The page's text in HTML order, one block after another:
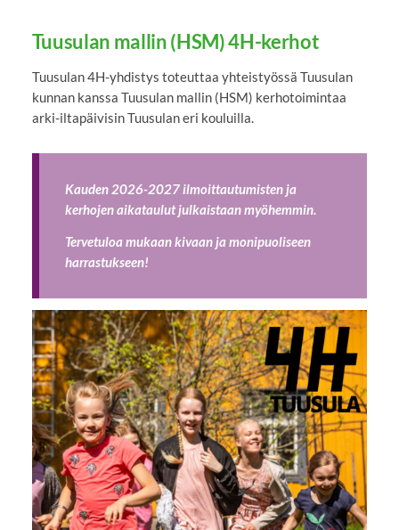
Tuusulan mallin (HSM) 4H-kerhot
Tuusulan 4H-yhdistys toteuttaa yhteistyössä Tuusulan
kunnan kanssa Tuusulan mallin (HSM) kerhotoimintaa
arki-iltapäivisin Tuusulan eri kouluilla.
Kauden 2026-2027 ilmoittautumisten ja
kerhojen aikataulut julkaistaan myöhemmin.
Tervetuloa mukaan kivaan ja monipuoliseen
harrastukseen!